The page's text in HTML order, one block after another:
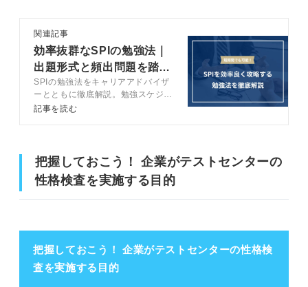
関連記事
効率抜群なSPIの勉強法｜
出題形式と頻出問題を踏ま
えた対策を伝授
SPIの勉強法をキャリアアドバイザ
ーとともに徹底解説。勉強スケジュ
ールの立て方や覚えるべき公式、お
法を実践しましょう。
記事を読む
把握しておこう！ 企業がテストセンターの
性格検査を実施する目的
把握しておこう！ 企業がテストセンターの性格検
査を実施する目的